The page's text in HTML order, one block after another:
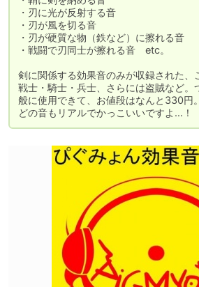
・刃に光が反射する音
・刃が風を切る音
・刃が硬質な物（鉄など）に擦れる音
・戦闘で刃同士が擦れる音　etc。
剣に関係する効果音のみが収録された、
戦士・騎士・兵士、さらには盗賊など。
般に使用できて、お値段はなんと330円。
どの音もリアルでかっこいいですよ…！